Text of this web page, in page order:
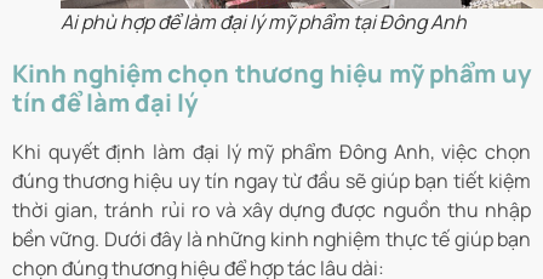
Ai phù hợp để làm đại lý mỹ phẩm tại Đông Anh
Kinh nghiệm chọn thương hiệu mỹ phẩm uy
tín để làm đại lý
Khi quyết định làm đại lý mỹ phẩm Đông Anh, việc chọn
đúng thương hiệu uy tín ngay từ đầu sẽ giúp bạn tiết kiệm
thời gian, tránh rủi ro và xây dựng được nguồn thu nhập
bền vững. Dưới đây là những kinh nghiệm thực tế giúp bạn
chọn đúng thương hiệu để hợp tác lâu dài: